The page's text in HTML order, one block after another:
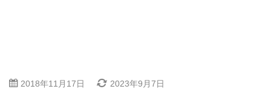
2018年11月17日 2023年9月7日